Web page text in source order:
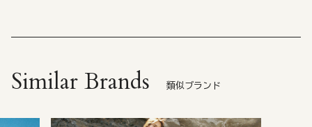
Similar Brands 類似ブランド